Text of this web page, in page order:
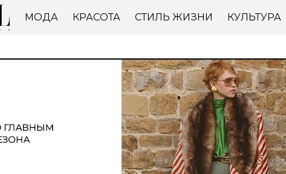
МОДА КРАСОТА СТИЛЬ ЖИЗНИ КУЛЬТУРА